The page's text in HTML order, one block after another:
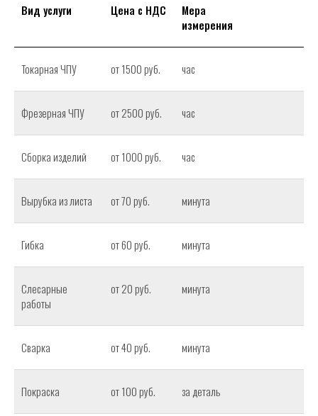
Вид услуги Цена с НДС
Мера
измерения
Токарная ЧПУ от 1500 руб. час
Фрезерная ЧПУ от 2500 руб. час
Сборка изделий от 1000 руб. час
Вырубка из листа от 70 руб. минута
Гибка от 60 руб. минута
Слесарные
работы
от 20 руб. минута
Сварка от 40 руб. минута
Покраска от 100 руб. за деталь